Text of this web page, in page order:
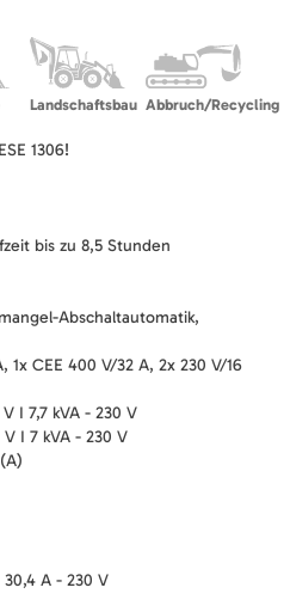
Landschaftsbau Abbruch/Recycling
1306!
bis zu 8,5 Stunden
Abschaltautomatik,
1x CEE 400 V/32 A, 2x 230 V/16
I 7,7 kVA - 230 V
I 7 kVA - 230 V
A - 230 V